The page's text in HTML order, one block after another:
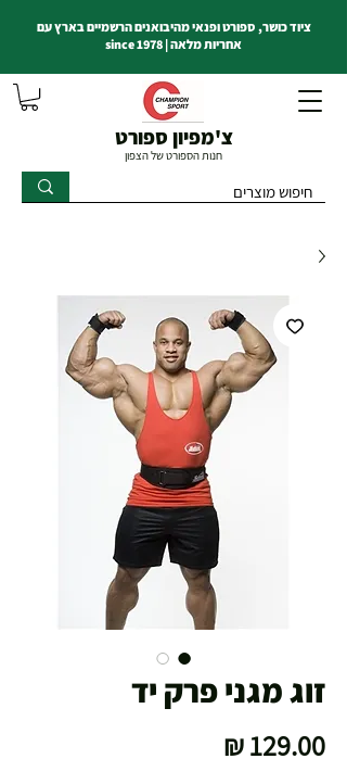
צ'מפיון ספורט
חנות הספורט של הצפון
ציוד כושר, ספורט ופנאי מהיבואנים הרשמיים בארץ עם
אחריות מלאה | since 1978
זוג מגני פרק יד